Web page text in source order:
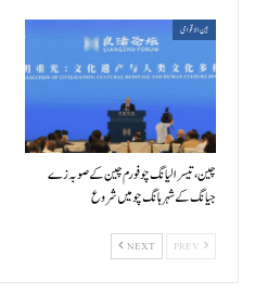
بین الاقوامی
چین، تیسرا لیانگ چو فورم چین کے صوبہ زے
جیانگ کے شہر ہانگ چو میں شروع
NEXT